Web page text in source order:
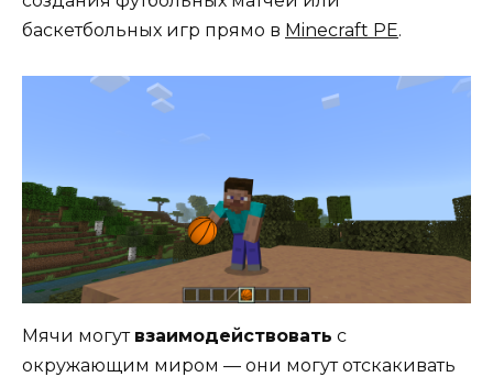
баскетбольных игр прямо в Minecraft PE.
Мячи могут взаимодействовать с
окружающим миром — они могут отскакивать